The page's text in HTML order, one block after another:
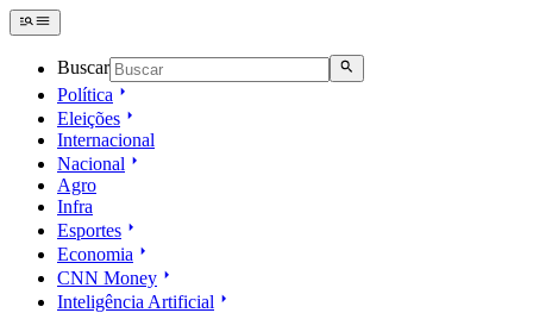
Buscar
Política
Eleições
Internacional
Nacional
Agro
Infra
Esportes
Economia
CNN Money
Inteligência Artificial